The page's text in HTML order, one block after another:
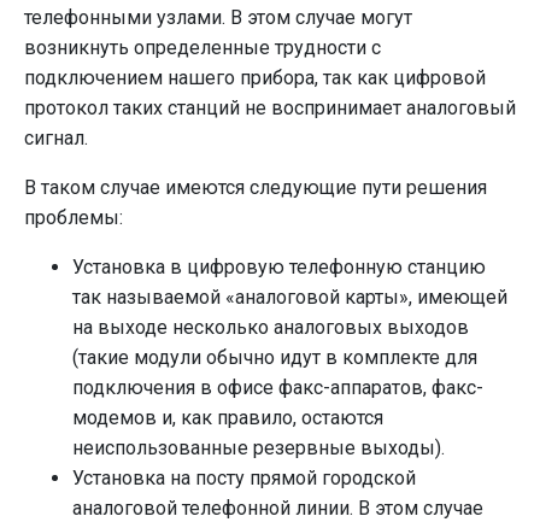
телефонными узлами. В этом случае могут
возникнуть определенные трудности с
подключением нашего прибора, так как цифровой
протокол таких станций не воспринимает аналоговый
сигнал.
В таком случае имеются следующие пути решения
проблемы:
Установка в цифровую телефонную станцию
так называемой «аналоговой карты», имеющей
на выходе несколько аналоговых выходов
(такие модули обычно идут в комплекте для
подключения в офисе факс-аппаратов, факс-
модемов и, как правило, остаются
неиспользованные резервные выходы).
Установка на посту прямой городской
аналоговой телефонной линии. В этом случае